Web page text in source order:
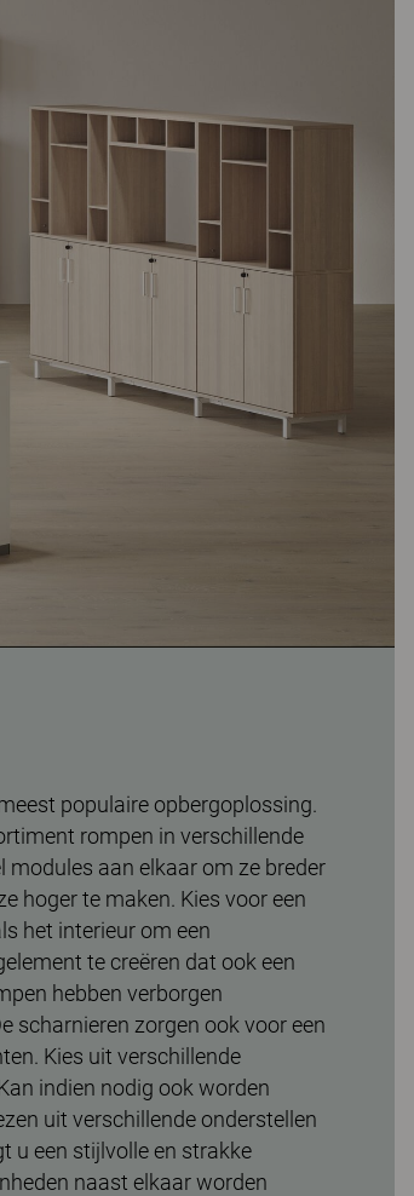
populaire opbergoplossing.
rompen in verschillende
modules aan elkaar om ze breder
hoger te maken. Kies voor een
het interieur om een
te creëren dat ook een
hebben verborgen
scharnieren zorgen ook voor een
Kies uit verschillende
indien nodig ook worden
uit verschillende onderstellen
u een stijlvolle en strakke
naast elkaar worden